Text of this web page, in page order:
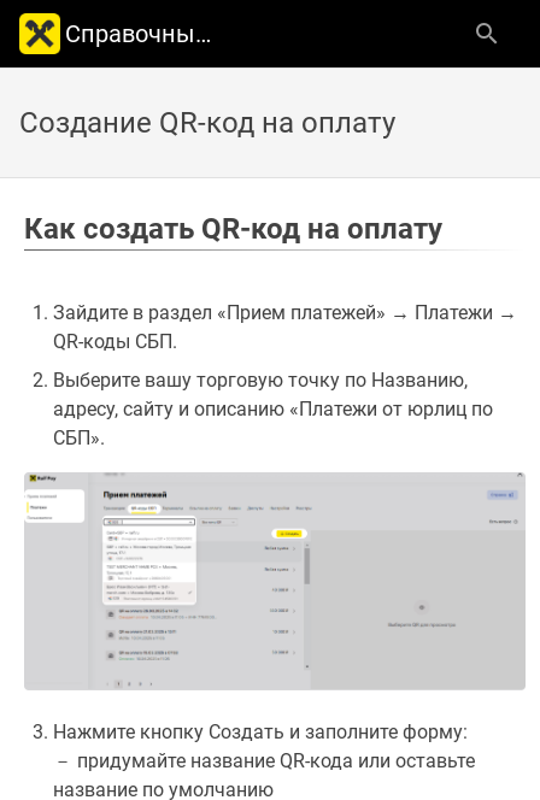
Справочный центр Raif Pay
Создание QR-код на оплату
Как создать QR-код на оплату
Зайдите в раздел «Прием платежей» → Платежи →
QR-коды СБП.
Выберите вашу торговую точку по Названию,
адресу, сайту и описанию «Платежи от юрлиц по
СБП».
Нажмите кнопку Создать и заполните форму:
－ придумайте название QR-кода или оставьте
название по умолчанию